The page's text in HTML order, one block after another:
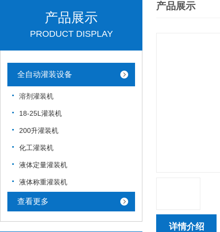
产品展示
PRODUCT DISPLAY
全自动灌装设备
溶剂灌装机
18-25L灌装机
200升灌装机
化工灌装机
液体定量灌装机
液体称重灌装机
查看更多
产品展示
详情介绍